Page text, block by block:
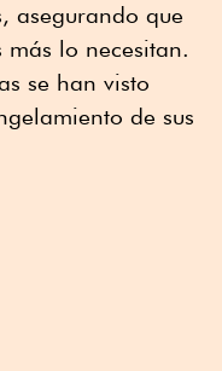
asegurando que
más lo necesitan.
se han visto
de sus